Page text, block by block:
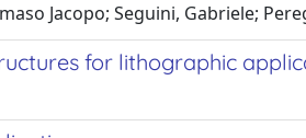
Jacopo; Seguini, Gabriele;
for lithographic